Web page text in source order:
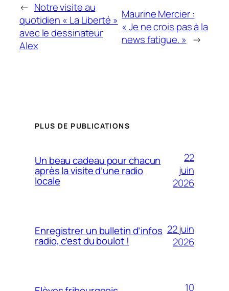
← Notre visite au
quotidien « La Liberté »
avec le dessinateur
Alex
Maurine Mercier :
« Je ne crois pas à la
news fatigue. » →
PLUS DE PUBLICATIONS
Un beau cadeau pour chacun
après la visite d’une radio
locale
22
juin
2026
Enregistrer un bulletin d’infos
radio, c’est du boulot !
22 juin
2026
10